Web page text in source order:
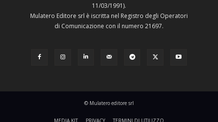
11/03/1991).
Mulatero Editore srl è iscritta nel Registro degli Operatori
di Comunicazione con il numero 21697.
© Mulatero editore srl
MEDIA KIT PRIVACY TERMINI DI UTILIZZO